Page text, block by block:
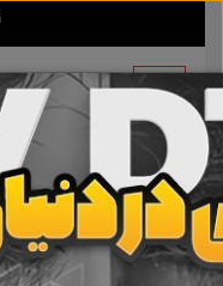
تبلیغ کن